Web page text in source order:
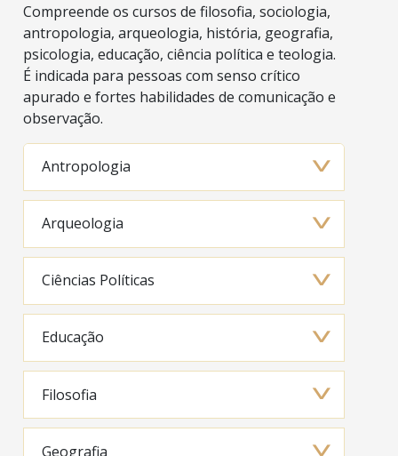
Compreende os cursos de filosofia, sociologia,
antropologia, arqueologia, história, geografia,
psicologia, educação, ciência política e teologia.
É indicada para pessoas com senso crítico
apurado e fortes habilidades de comunicação e
observação.
Antropologia
Arqueologia
Ciências Políticas
Educação
Filosofia
Geografia